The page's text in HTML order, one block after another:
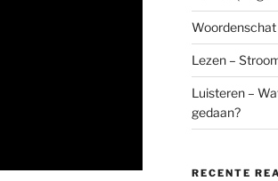
Woordenschat
Lezen –
Luisteren –
gedaan?
RECENTE